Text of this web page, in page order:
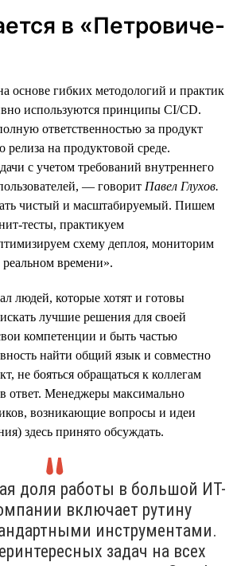
в «Петровиче-
основе гибких методологий и практик
используются принципы CI/CD.
ответственностью за продукт
релиза на продуктовой среде.
с учетом требований внутреннего
— говорит Павел Глухов.
чистый и масштабируемый. Пишем
тесты, практикуем
схему деплоя, мониторим
времени».
людей, которые хотят и готовы
лучшие решения для своей
компетенции и быть частью
найти общий язык и совместно
не бояться обращаться к коллегам
ответ. Менеджеры максимально
возникающие вопросы и идеи
здесь принято обсуждать.
доля работы в большой ИТ-
включает рутину
инструментами.
задач на всех